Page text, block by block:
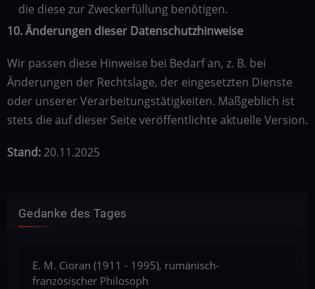
die diese zur Zweckerfüllung benötigen.
10. Änderungen dieser Datenschutzhinweise
Wir passen diese Hinweise bei Bedarf an, z. B. bei
Änderungen der Rechtslage, der eingesetzten Dienste
oder unserer Verarbeitungstätigkeiten. Maßgeblich ist
stets die auf dieser Seite veröffentlichte aktuelle Version.
Stand:20.11.2025
Gedanke des Tages
E. M. Cioran (1911 - 1995), rumänisch-
französischer Philosoph